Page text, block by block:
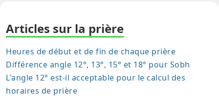
Articles sur la prière
Heures de début et de fin de chaque prière
Différence angle 12°, 13°, 15° et 18° pour Sobh
L'angle 12° est-il acceptable pour le calcul des
horaires de prière